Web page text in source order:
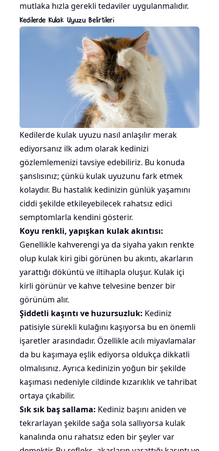
mutlaka hızla gerekli tedaviler uygulanmalıdır.
Kedilerde Kulak Uyuzu Belirtileri
Kedilerde kulak uyuzu nasıl anlaşılır merak
ediyorsanız ilk adım olarak kedinizi
gözlemlemenizi tavsiye edebiliriz. Bu konuda
şanslısınız; çünkü kulak uyuzunu fark etmek
kolaydır. Bu hastalık kedinizin günlük yaşamını
ciddi şekilde etkileyebilecek rahatsız edici
semptomlarla kendini gösterir.
Koyu renkli, yapışkan kulak akıntısı:
Genellikle kahverengi ya da siyaha yakın renkte
olup kulak kiri gibi görünen bu akıntı, akarların
yarattığı döküntü ve iltihapla oluşur. Kulak içi
kirli görünür ve kahve telvesine benzer bir
görünüm alır.
Şiddetli kaşıntı ve huzursuzluk: Kediniz
patisiyle sürekli kulağını kaşıyorsa bu en önemli
işaretler arasındadır. Özellikle acılı miyavlamalar
da bu kaşımaya eşlik ediyorsa oldukça dikkatli
olmalısınız. Ayrıca kedinizin yoğun bir şekilde
kaşıması nedeniyle cildinde kızarıklık ve tahribat
ortaya çıkabilir.
Sık sık baş sallama: Kediniz başını aniden ve
tekrarlayan şekilde sağa sola sallıyorsa kulak
kanalında onu rahatsız eden bir şeyler var